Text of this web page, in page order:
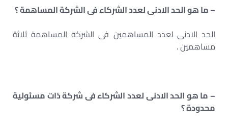
– ما هو الحد الادنى لعدد الشركاء فى الشركة المساهمة ؟
الحد الادنى لعدد المساهمين فى الشركة المساهمة ثلاثة
مساهمين .
– ما هو الحد الادنى لعدد الشركاء فى شركة ذات مسئولية
محدودة ؟